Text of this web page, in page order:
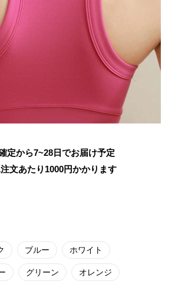
定から7~28日でお届け予定
文あたり 1000円かかります
ブルー ホワイト
グリーン オレンジ